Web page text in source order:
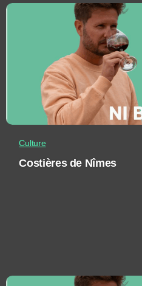
Culture
Costières de Nîmes